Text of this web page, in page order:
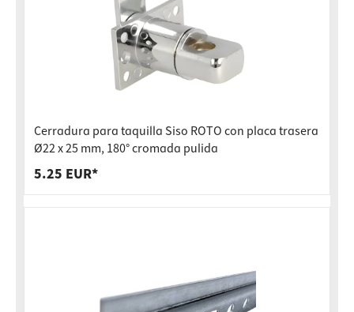
Cerradura para taquilla Siso ROTO con placa trasera
Ø22 x 25 mm, 180° cromada pulida
5.25 EUR*